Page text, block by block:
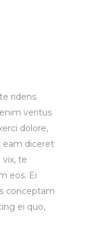
ridens
veritus
dolore,
eam diceret
te
eos. Ei
conceptam
ei quo,